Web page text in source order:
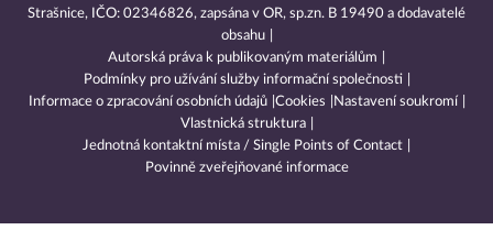
Strašnice, IČO: 02346826, zapsána v OR, sp.zn. B 19490 a dodavatelé
obsahu
Autorská práva k publikovaným materiálům
Podmínky pro užívání služby informační společnosti
Informace o zpracování osobních údajů Cookies
Nastavení soukromí
Vlastnická struktura
Jednotná kontaktní místa / Single Points of Contact
Povinně zveřejňované informace